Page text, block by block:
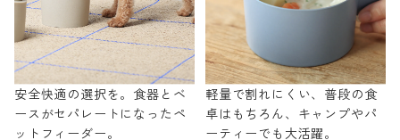
安全快適の選択を。食器とベ
ースがセパレートになったペ
ットフィーダー。
軽量で割れにくい、普段の食
卓はもちろん、キャンプやパ
ーティーでも大活躍。